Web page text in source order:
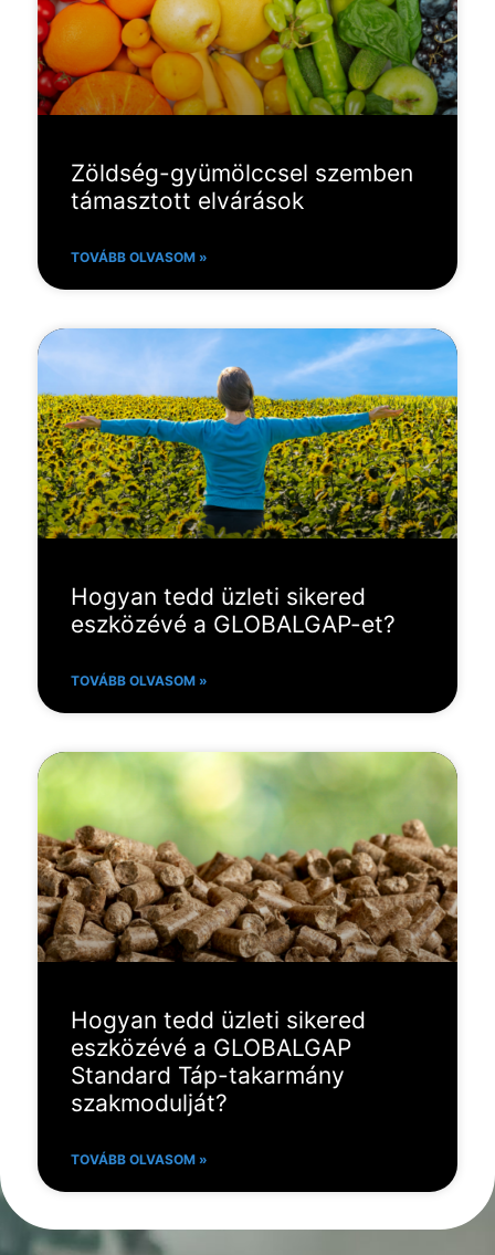
Zöldség-gyümölccsel szemben
támasztott elvárások
TOVÁBB OLVASOM »
Hogyan tedd üzleti sikered
eszközévé a GLOBALGAP-et?
TOVÁBB OLVASOM »
Hogyan tedd üzleti sikered
eszközévé a GLOBALGAP
Standard Táp-takarmány
szakmodulját?
TOVÁBB OLVASOM »